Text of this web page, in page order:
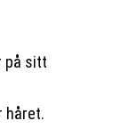
på sitt
håret.